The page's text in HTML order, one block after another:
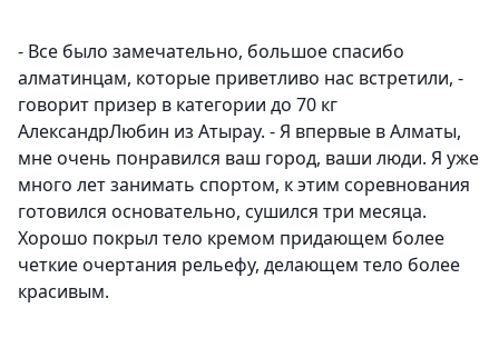
- Все было замечательно, большое спасибо
алматинцам, которые приветливо нас встретили, -
говорит призер в категории до 70 кг
АлександрЛюбин из Атырау. - Я впервые в Алматы,
мне очень понравился ваш город, ваши люди. Я уже
много лет занимать спортом, к этим соревнования
готовился основательно, сушился три месяца.
Хорошо покрыл тело кремом придающем более
четкие очертания рельефу, делающем тело более
красивым.